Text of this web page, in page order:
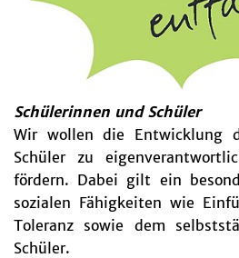
Schülerinnen und Schüler
Wir wollen die Entwicklung
Schüler zu
fördern. Dabei gilt ein
sozialen Fähigkeiten wie
Toleranz sowie dem
Schüler.